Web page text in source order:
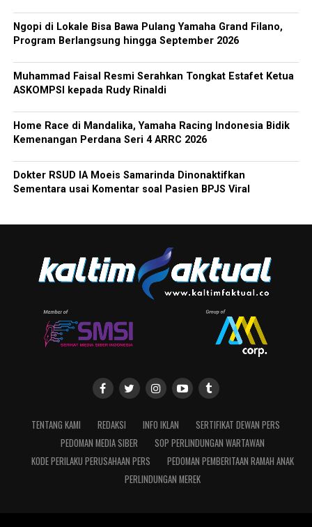
Ngopi di Lokale Bisa Bawa Pulang Yamaha Grand Filano,
Program Berlangsung hingga September 2026
Muhammad Faisal Resmi Serahkan Tongkat Estafet Ketua
ASKOMPSI kepada Rudy Rinaldi
Home Race di Mandalika, Yamaha Racing Indonesia Bidik
Kemenangan Perdana Seri 4 ARRC 2026
Dokter RSUD IA Moeis Samarinda Dinonaktifkan
Sementara usai Komentar soal Pasien BPJS Viral
TENTANG KAMI REDAKSI INFO IKLAN
SERTIFIKAT DEWAN PERS
PEDOMAN MEDIA SIBER
SOP PERLINDUNGAN WARTAWAN
KODE PERILAKU PERUSAHAAN PERS
PEDOMAN PEMBERITAAN RAMAH ANAK
PERLINDUNGAN MEREK